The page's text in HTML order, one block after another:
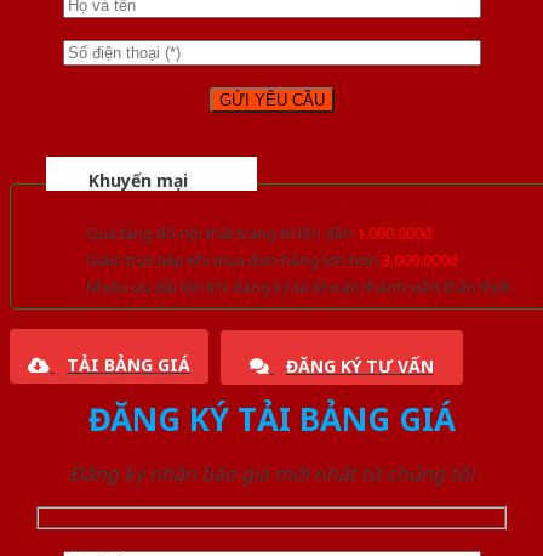
Khuyến mại
Quà tặng đồ nội thất trang trí lên đến 1.000.000đ
Giảm trực tiếp khi mua đơn hàng lớn hơn 3.000.000đ
Nhiều ưu đãi lớn khi đăng ký tài khoản thành viên thân thiết
TẢI BẢNG GIÁ ĐĂNG KÝ TƯ VẤN
ĐĂNG KÝ TẢI BẢNG GIÁ
Đăng ký nhận báo giá mới nhất từ chúng tôi